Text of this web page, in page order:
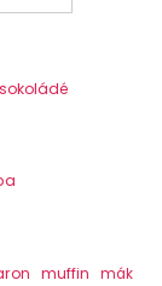
muffin mák